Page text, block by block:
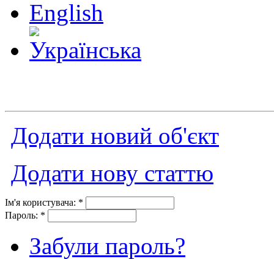
Додати новий об'єкт
Додати нову статтю
Ім'я користувача: *
Пароль: *
Забули пароль?